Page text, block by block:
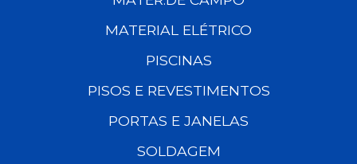
MATERIAL ELÉTRICO
PISCINAS
PISOS E REVESTIMENTOS
PORTAS E JANELAS
SOLDAGEM